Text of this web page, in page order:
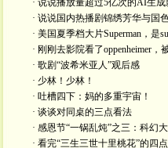
· 说说播放量超过5亿次的AI生成
· 说说国内热播剧锦绣芳华与国
· 美国夏季档大片Superman，是
· 刚刚去影院看了oppenheimer，
· 歌剧“波希米亚人”观后感
· 少林！少林！
· 吐槽四下：妈的多重宇宙！
· 谈谈对同桌的三点看法
· 感恩节“一锅乱炖”之三：科幻
· 看完“三生三世十里桃花”的四